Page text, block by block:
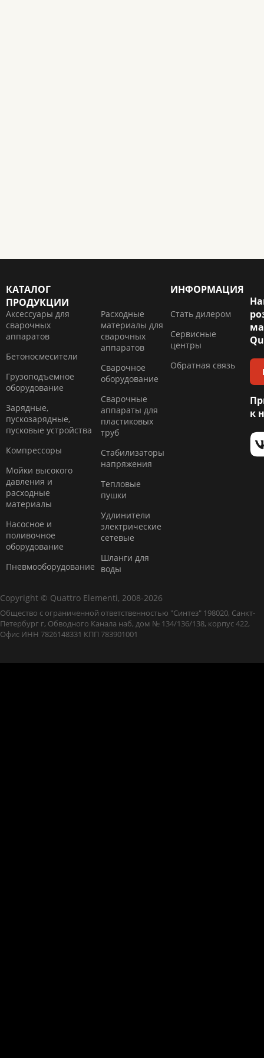
КАТАЛОГ
ПРОДУКЦИИ
Аксессуары для
сварочных
аппаратов
Бетоносмесители
Грузоподъемное
оборудование
Зарядные,
пускозарядные,
пусковые устройства
Компресcоры
Мойки высокого
давления и
расходные
материалы
Насосное и
поливочное
оборудование
Пневмооборудование
Расходные
материалы для
сварочных
аппаратов
Сварочное
оборудование
Сварочные
аппараты для
пластиковых
труб
Стабилизаторы
напряжения
Тепловые
пушки
Удлинители
электрические
сетевые
Шланги для
воды
ИНФОРМАЦИЯ
Стать дилером
Сервисные
центры
Обратная связь
к
Copyright © Quattro Elementi, 2008-2026
Общество с ограниченной ответственностью "Синтез" 198020, Санкт-
Петербург г, Обводного Канала наб, дом № 134/136/138, корпус 422,
Офис ИНН 7826148331 КПП 783901001